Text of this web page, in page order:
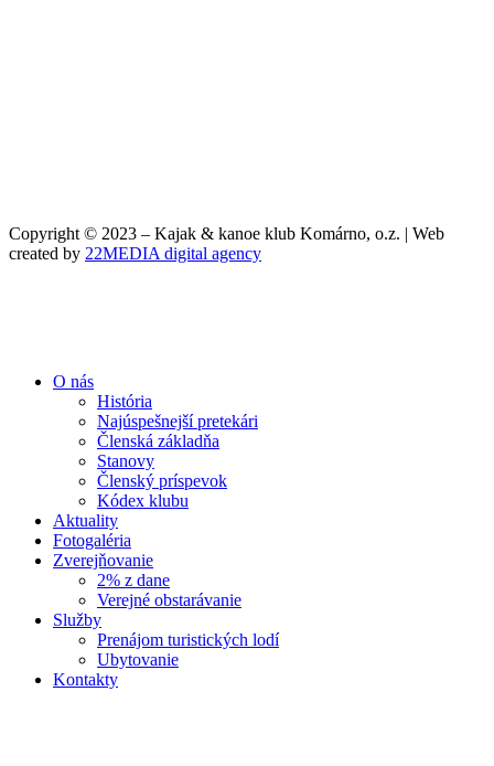
Copyright © 2023 – Kajak & kanoe klub Komárno, o.z. | Web
created by 22MEDIA digital agency
O nás
História
Najúspešnejší pretekári
Členská základňa
Stanovy
Členský príspevok
Kódex klubu
Aktuality
Fotogaléria
Zverejňovanie
2% z dane
Verejné obstarávanie
Služby
Prenájom turistických lodí
Ubytovanie
Kontakty